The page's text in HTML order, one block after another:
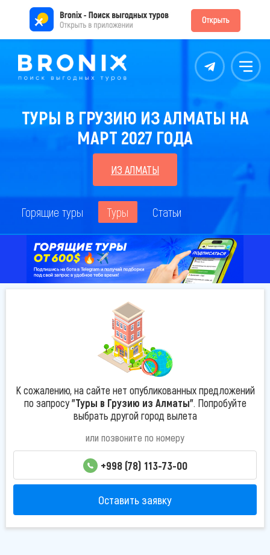
Контакты Меню
ТУРЫ В ГРУЗИЮ ИЗ АЛМАТЫ НА
МАРТ 2027 ГОДА
ИЗ АЛМАТЫ
Горящие туры Туры Статьи
К сожалению, на сайте нет опубликованных предложений
по запросу"Туры в Грузию из Алматы". Попробуйте
выбрать другой город вылета
или позвоните по номеру
+998 (78) 113-73-00
Оставить заявку